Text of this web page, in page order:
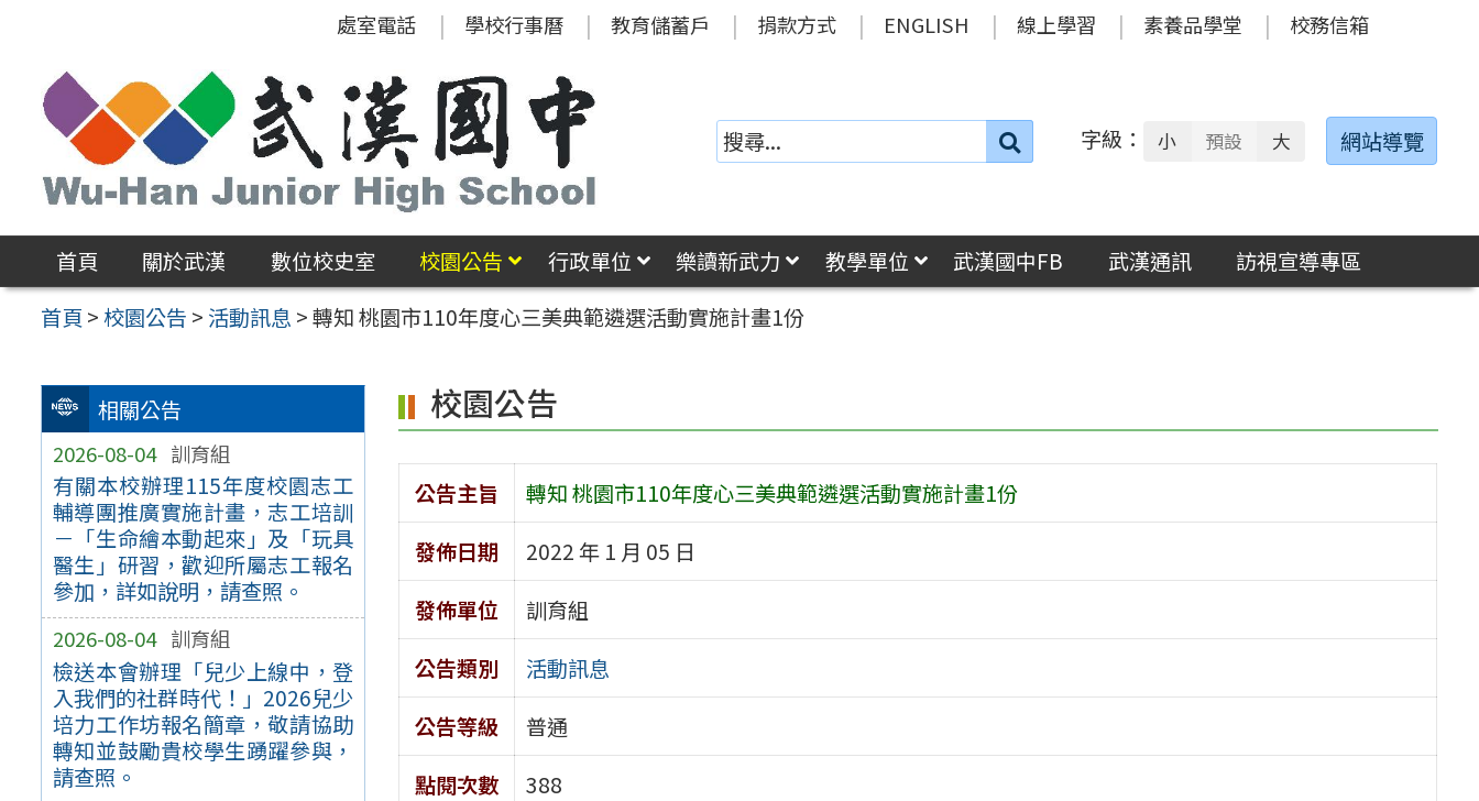
區
處室電話 學校行事曆 教育儲蓄戶 捐款方式 ENGLISH 線上學習 素養品學堂 校務信箱
搜
字級： 小 預設 大 網站導覽
首頁 關於武漢 數位校史室 校園公告 行政單位 樂讀新武力 教學單位 武漢國中FB 武漢通訊
訪視宣導專區
首頁 >校園公告 > 活動訊息 >轉知 桃園市110年度心三美典範遴選活動實施計畫1份
相關公告
2026-08-04 訓育組
有關本校辦理115年度校園志工
輔導團推廣實施計畫，志工培訓
－「生命繪本動起來」及「玩具
醫生」研習，歡迎所屬志工報名
參加，詳如說明，請查照。
2026-08-04 訓育組
檢送本會辦理「兒少上線中，登
入我們的社群時代！」2026兒少
培力工作坊報名簡章，敬請協助
轉知並鼓勵貴校學生踴躍參與，
請查照。
校園公告
公告主旨
轉知 桃園市110年度心三美典範遴選活動實施計畫1份
發佈日期
2022 年 1 月 05 日
發佈單位
訓育組
公告類別
活動訊息
公告等級
普通
點閱次數
388